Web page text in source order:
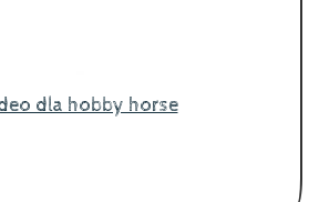
dla hobby horse